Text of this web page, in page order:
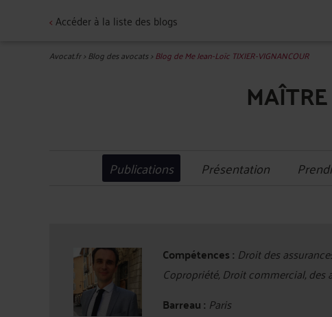
<Accéder à la liste des blogs
Avocat.fr>Blog des avocats>Blog de Me Jean-Loïc TIXIER-VIGNANCOUR
Publications Présentation
Compétences : Droit des
Copropriété, Droit commercial,
Barreau : Paris